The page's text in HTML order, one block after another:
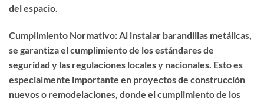
del espacio.
Cumplimiento Normativo: Al instalar barandillas metálicas,
se garantiza el cumplimiento de los estándares de
seguridad y las regulaciones locales y nacionales. Esto es
especialmente importante en proyectos de construcción
nuevos o remodelaciones, donde el cumplimiento de los